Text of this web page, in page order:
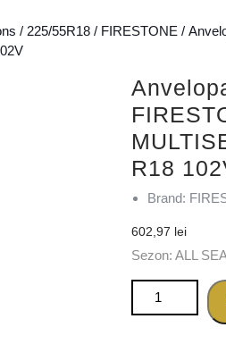
/ 225/55R18 / FIRESTONE /
R18
Brand:
602,97 lei
Sezon: ALL
Cantitate